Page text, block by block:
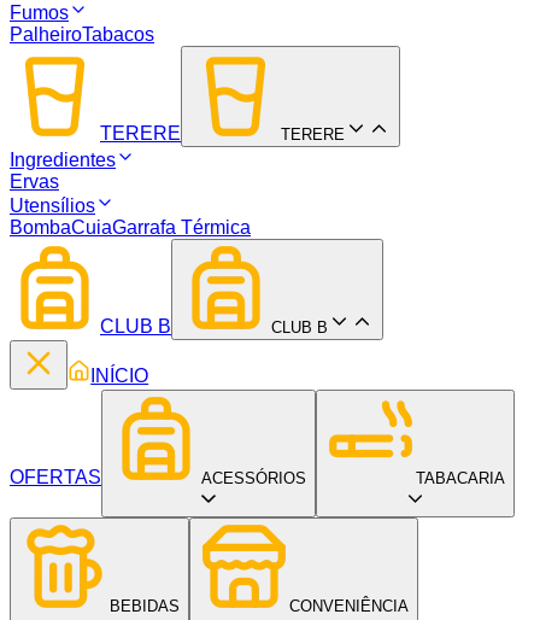
Fumos
PalheiroTabacos
TERERE TERERE
Ingredientes
Ervas
Utensílios
BombaCuiaGarrafa Térmica
CLUB B CLUB B
INÍCIO
OFERTAS ACESSÓRIOS TABACARIA
BEBIDAS CONVENIÊNCIA